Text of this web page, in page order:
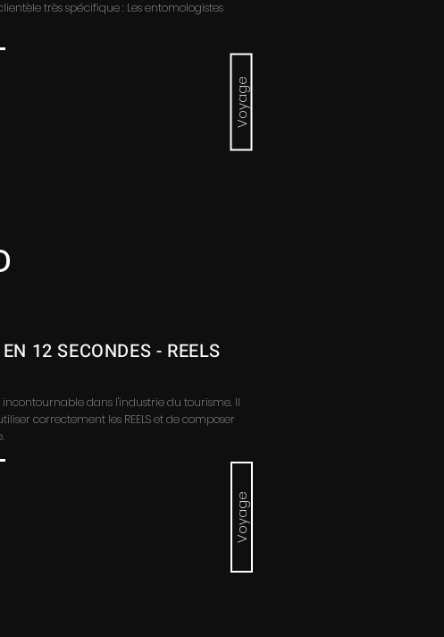
très spécifique : Les entomologistes
Voyage
12 SECONDES - REELS
dans l'industrie du tourisme. Il
correctement les REELS et de composer
Voyage